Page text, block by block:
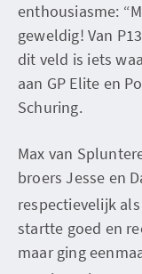
enthousiasme:
geweldig! Van
dit veld is iets
aan GP Elite en
Schuring.
Max van
broers Jesse en
respectievelijk
startte goed en
maar ging